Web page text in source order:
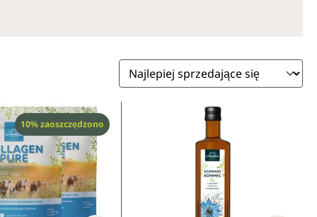
Rabat
10% zaoszczędzono